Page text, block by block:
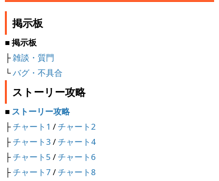
掲示板
■ 掲示板
├雑談・質門
└バグ・不具合
ストーリー攻略
■ ストーリー攻略
├チャート1 / チャート2
├チャート3 / チャート4
├チャート5 / チャート6
├チャート7 / チャート8